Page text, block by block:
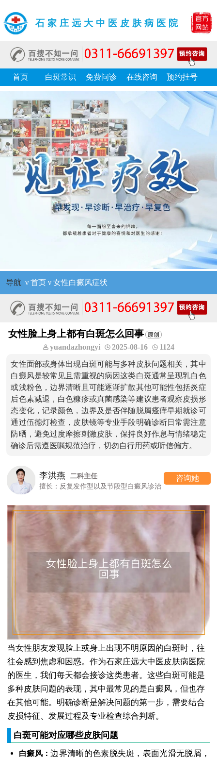
石家庄远大中医皮肤病医院
首页 白斑常识 免费问诊 在线咨询 预约挂号
导航 ν 首页ν 女性白癜风症状
女性脸上身上都有白斑怎么回事
yuandazhongyi 2025-08-16 1124
女性面部或身体出现白斑可能与多种皮肤问题相关，其中
白癜风是较常见且需重视的病因这类白斑通常呈现乳白色
或浅粉色，边界清晰且可能逐渐扩散其他可能性包括炎症
后色素减退，白色糠疹或真菌感染等建议患者观察皮损形
态变化，记录颜色，边界及是否伴随脱屑瘙痒早期就诊可
通过伍德灯检查，皮肤镜等专业手段明确诊断日常需注意
防晒，避免过度摩擦刺激皮肤，保持良好作息与情绪稳定
确诊后需遵医嘱规范治疗，切勿自行用药或听信偏方。
李洪燕
二科主任
擅长：反复发作型以及节段型白癜风诊治
咨询她
当女性朋友发现脸上或身上出现不明原因的白斑时，往
往会感到焦虑和困惑。作为石家庄远大中医皮肤病医院
的医生，我们每天都会接诊这类患者。这些白斑可能是
多种皮肤问题的表现，其中最常见的是白癜风，但也存
在其他可能。明确诊断是解决问题的第一步，需要结合
皮损特征、发展过程及专业检查综合判断。
白斑可能对应哪些皮肤问题
白癜风：边界清晰的色素脱失斑，表面光滑无脱屑，